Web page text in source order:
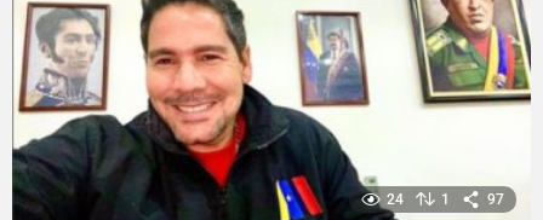
s
a
g
o
24 1 97